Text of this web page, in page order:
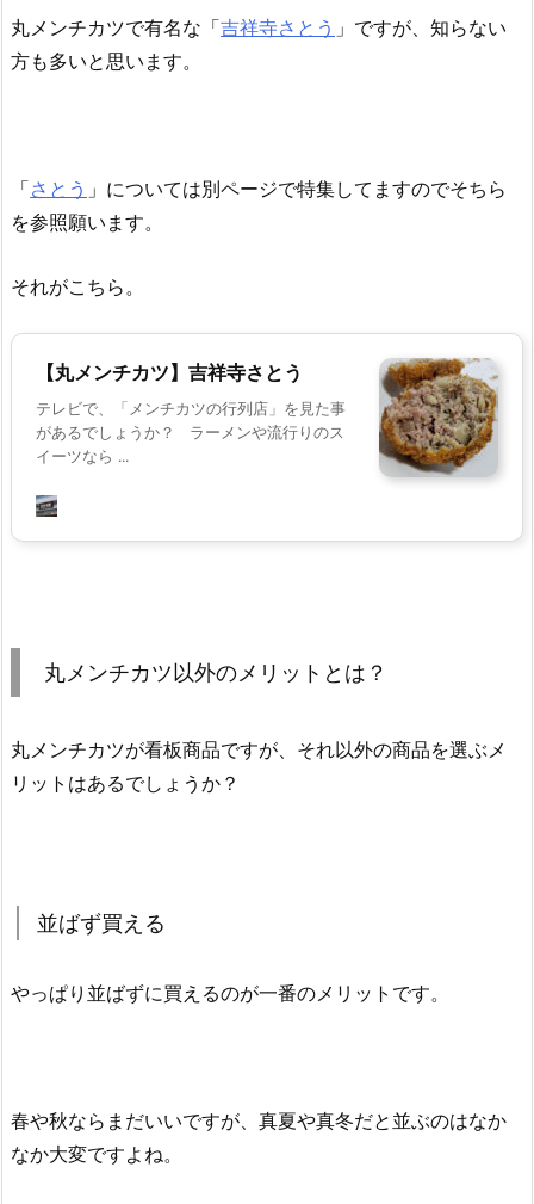
丸メンチカツで有名な「吉祥寺さとう 」ですが、知らない
方も多いと思います。
「さとう 」については別ページで特集してますのでそちら
を参照願います。
それがこちら。
【丸メンチカツ】吉祥寺さとう
テレビで、「メンチカツの行列店」を見た事
があるでしょうか？ ラーメンや流行りのス
イーツなら ...
丸メンチカツ以外のメリットとは？
丸メンチカツが看板商品ですが、それ以外の商品を選ぶメ
リットはあるでしょうか？
並ばず買える
やっぱり並ばずに買えるのが一番のメリットです。
春や秋ならまだいいですが、真夏や真冬だと並ぶのはなか
なか大変ですよね。